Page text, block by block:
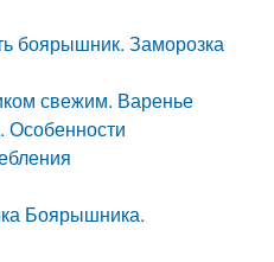
боярышник. Заморозка
свежим. Варенье
Особенности
Боярышника.